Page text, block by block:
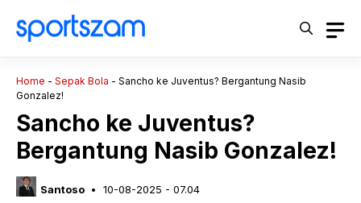
Home - Sepak Bola - Sancho ke Juventus? Bergantung Nasib
Gonzalez!
Sancho ke Juventus?
Bergantung Nasib Gonzalez!
Santoso 10-08-2025 - 07.04